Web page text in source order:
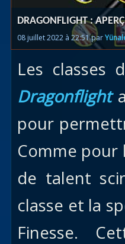
DRAGONFLIGHT :
08 juillet 2022 à 22:51 par
Les classes
Dragonflight
pour
Comme pour
de talent
classe et la
Finesse.